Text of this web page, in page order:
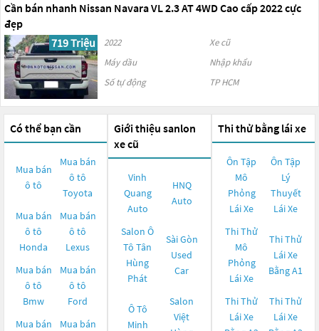
Cần bán nhanh Nissan Navara VL 2.3 AT 4WD Cao cấp 2022 cực
đẹp
719 Triệu
2022
Xe cũ
Máy dầu
Nhập khẩu
Số tự động
TP HCM
Có thể bạn cần
Mua bán
ô tô
Mua bán
ô tô
Toyota
Mua bán
ô tô
Honda
Mua bán
ô tô
Lexus
Mua bán
ô tô
Bmw
Mua bán
ô tô
Ford
Mua bán
Mua bán
Giới thiệu sanlon
xe cũ
Vinh
Quang
Auto
HNQ
Auto
Salon Ô
Tô Tân
Hùng
Phát
Sài Gòn
Used
Car
Ô Tô
Minh
Salon
Việt
Thi thử bằng lái xe
Ôn Tập
Mô
Phỏng
Lái Xe
Ôn Tập
Lý
Thuyết
Lái Xe
Thi Thử
Mô
Phỏng
Lái Xe
Thi Thử
Lái Xe
Bằng A1
Thi Thử
Lái Xe
Thi Thử
Lái Xe